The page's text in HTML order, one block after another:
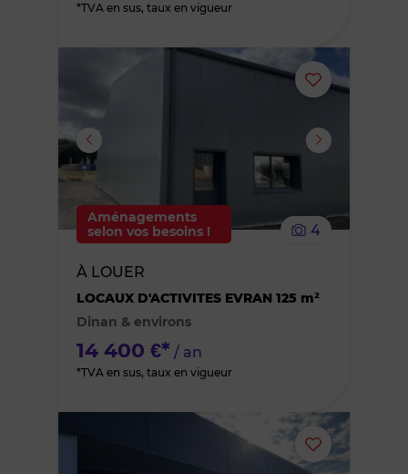
*TVA en sus, taux en vigueur
Ajouter
ou
Aménagements
selon vos besoins !
4
À LOUER
LOCAUX D'ACTIVITES EVRAN 125 m²
Dinan & environs
14 400 €* / an
*TVA en sus, taux en vigueur
Ajouter